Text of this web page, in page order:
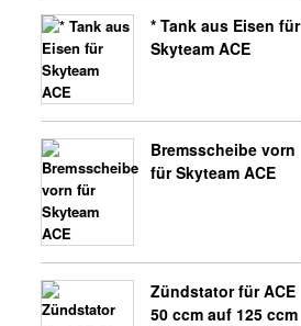
* Tank aus Eisen für
Skyteam ACE
Bremsscheibe vorn
für Skyteam ACE
Zündstator für ACE
50 ccm auf 125 ccm